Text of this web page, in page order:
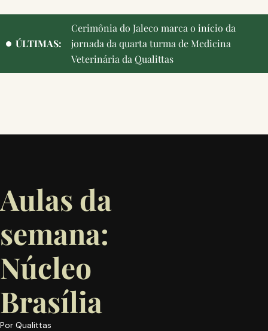
ÚLTIMAS:
Qualittas, Portas Abertas! e aniversário de
Campinas, cidade onde nasceu a instituição,
ganham destaque na imprensa
Aulas da
semana:
Núcleo
Brasília
Por Qualittas